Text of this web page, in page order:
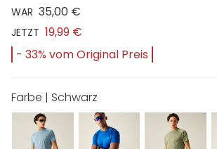
WAR 35,00 €
JETZT 19,99 €
- 33% vom Original Preis
Farbe | Schwarz